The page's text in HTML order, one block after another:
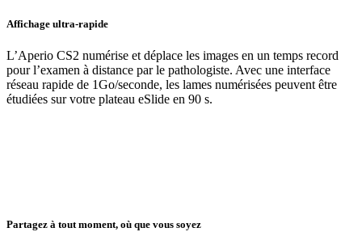
Affichage ultra-rapide
L’Aperio CS2 numérise et déplace les images en un temps record
pour l’examen à distance par le pathologiste. Avec une interface
réseau rapide de 1Go/seconde, les lames numérisées peuvent être
étudiées sur votre plateau eSlide en 90 s.
Partagez à tout moment, où que vous soyez